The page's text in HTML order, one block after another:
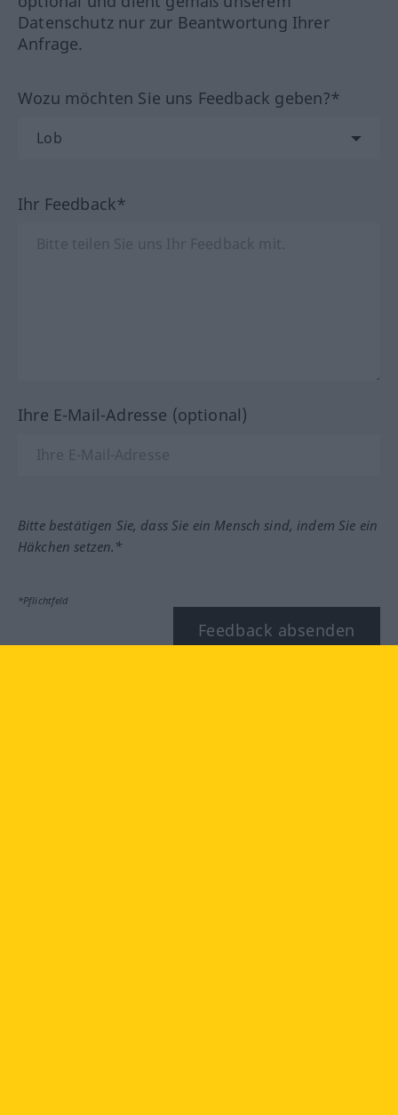
Datenschutz nur zur Beantwortung Ihrer
Anfrage.
Wozu möchten Sie uns Feedback geben?*
Ihr Feedback*
Ihre E-Mail-Adresse (optional)
Bitte bestätigen Sie, dass Sie ein Mensch sind, indem Sie ein
Häkchen setzen.*
*Pflichtfeld
Feedback absenden